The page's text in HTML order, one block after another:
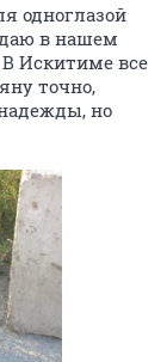
одноглазой
в нашем
Искитиме все
точно,
но